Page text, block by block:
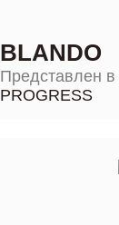
BLANDO
Представлен в
PROGRESS